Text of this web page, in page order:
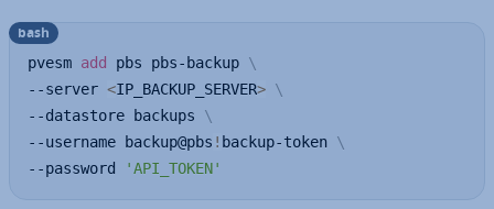
pvesm add pbs pbs-backup \
--server <IP_BACKUP_SERVER> \
--datastore backups \
--username backup@pbs ! backup-token \
--password
'API_TOKEN'
bash